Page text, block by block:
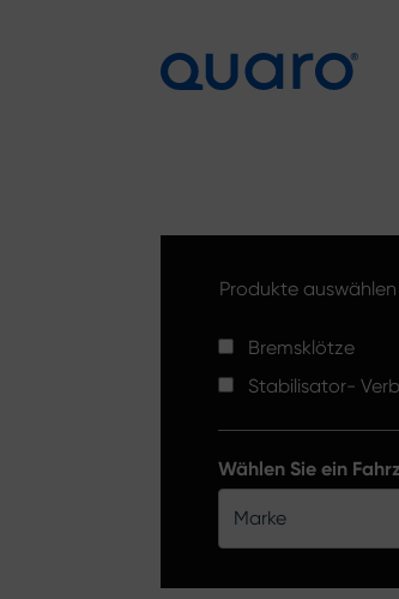
Produkte auswählen
Bremsklötze
Stabilisator-
Wählen Sie ein
Marke